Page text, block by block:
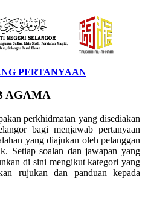
PERTANYAAN
AGAMA
perkhidmatan yang disediakan
bagi menjawab pertanyaan
yang diajukan oleh pelanggan
Setiap soalan dan jawapan yang
di sini mengikut kategori yang
rujukan dan panduan kepada